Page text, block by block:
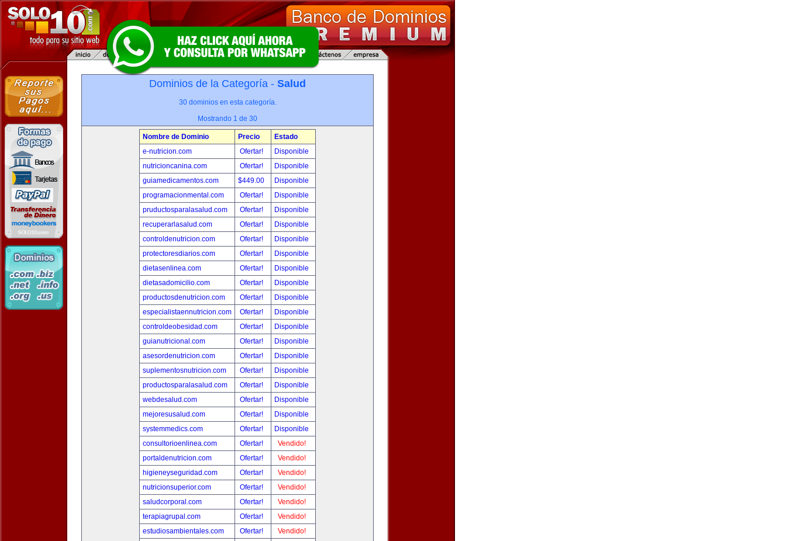
Dominios de la Categoría - Salud
30 dominios en esta categoría.
Mostrando 1 de 30
Nombre de Dominio Precio
Estado
e-nutricion.com
Ofertar!
Disponible
nutricioncanina.com
Ofertar!
Disponible
guiamedicamentos.com
$449.00
Disponible
programacionmental.com
Ofertar!
Disponible
pruductosparalasalud.com
Ofertar!
Disponible
recuperarlasalud.com
Ofertar!
Disponible
controldenutricion.com
Ofertar!
Disponible
protectoresdiarios.com
Ofertar!
Disponible
dietasenlinea.com
Ofertar!
Disponible
dietasadomicilio.com
Ofertar!
Disponible
productosdenutricion.com
Ofertar!
Disponible
especialistaennutricion.com
Ofertar!
Disponible
controldeobesidad.com
Ofertar!
Disponible
guianutricional.com
Ofertar!
Disponible
asesordenutricion.com
Ofertar!
Disponible
suplementosnutricion.com
Ofertar!
Disponible
productosparalasalud.com
Ofertar!
Disponible
webdesalud.com
Ofertar!
Disponible
mejoresusalud.com
Ofertar!
Disponible
systemmedics.com
Ofertar!
Disponible
consultorioenlinea.com
Ofertar!
Vendido!
portaldenutricion.com
Ofertar!
Vendido!
higieneyseguridad.com
Ofertar!
Vendido!
nutricionsuperior.com
Ofertar!
Vendido!
saludcorporal.com
Ofertar!
Vendido!
terapiagrupal.com
Ofertar!
Vendido!
estudiosambientales.com
Ofertar!
Vendido!